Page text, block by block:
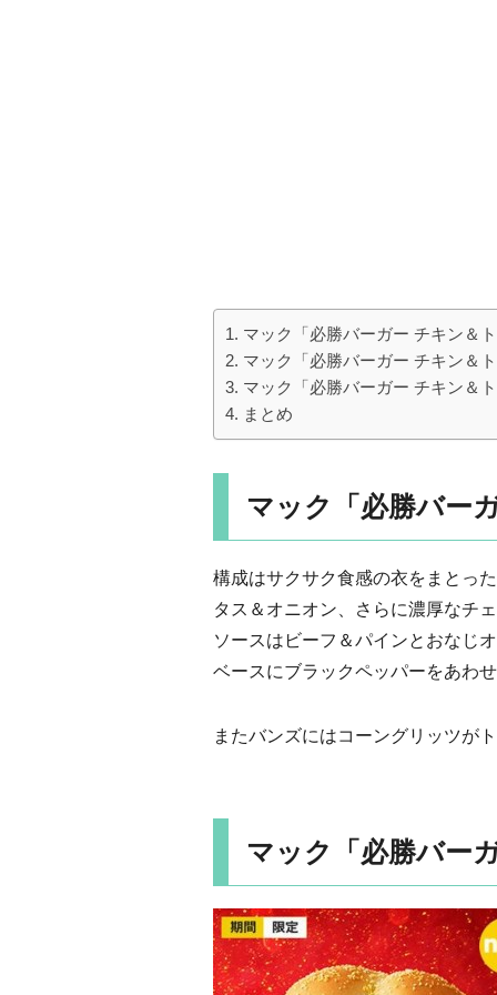
マック「必勝バーガー チキン＆
マック「必勝バーガー チキン＆
マック「必勝バーガー チキン＆
まとめ
マック「必勝バー
構成はサクサク食感の衣をまとっ
タス＆オニオン、さらに濃厚なチ
ソースはビーフ＆パインとおなじ
ベースにブラックペッパーをあわ
またバンズにはコーングリッツが
マック「必勝バー